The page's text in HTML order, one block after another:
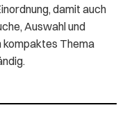
damit auch
Auswahl und
kompaktes Thema